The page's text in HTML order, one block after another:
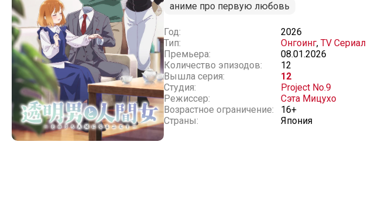
аниме про первую любовь
Год:
2026
Тип:
Онгоинг, TV Сериал
Премьера:
08.01.2026
Количество эпизодов:
12
Вышла серия:
12
Студия:
Project No.9
Режиссер:
Сэта Мицухо
Возрастное ограничение:
16+
Страны:
Япония